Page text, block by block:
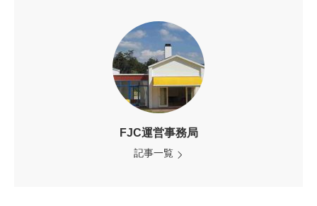
FJC運営事務局
記事一覧